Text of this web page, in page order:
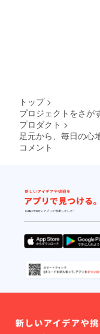
トップ >
プロジェクトをさが
プロダクト >
足元から、毎日の心
コメント